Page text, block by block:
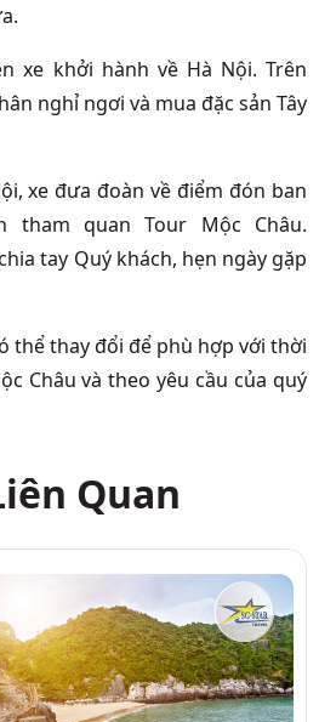
xe khởi hành về Hà Nội. Trên
nghỉ ngơi và mua đặc sản Tây
xe đưa đoàn về điểm đón ban
tham quan Tour Mộc Châu.
tay Quý khách, hẹn ngày gặp
thể thay đổi để phù hợp với thời
Châu và theo yêu cầu của quý
Quan